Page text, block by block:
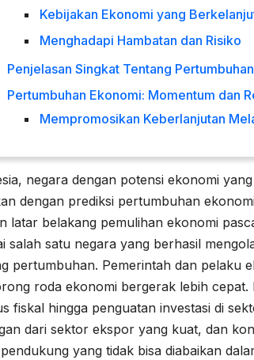
Kebijakan Ekonomi yang
Menghadapi Hambatan dan Risiko
Penjelasan Singkat Tentang
Pertumbuhan Ekonomi: Momentum dan
Mempromosikan Keberlanjutan
negara dengan potensi ekonomi
dengan prediksi pertumbuhan
latar belakang pemulihan ekonomi
salah satu negara yang berhasil
pertumbuhan. Pemerintah dan pelaku
roda ekonomi bergerak lebih
fiskal hingga penguatan investasi di
dari sektor ekspor yang kuat, dan
yang tidak bisa diabaikan